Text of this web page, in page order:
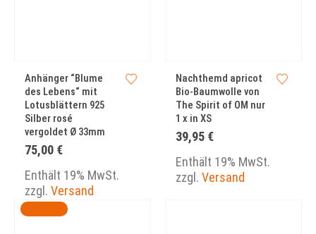
Anhänger “Blume
des Lebens“ mit
Lotusblättern 925
Silber rosé
vergoldet Ø 33mm
75,00 €
Enthält 19% MwSt.
zzgl. Versand
Nachthemd apricot
Bio-Baumwolle von
The Spirit of OM nur
1 x in XS
39,95 €
Enthält 19% MwSt.
zzgl. Versand